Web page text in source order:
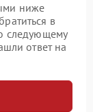
ниже
в
следующему
ответ на